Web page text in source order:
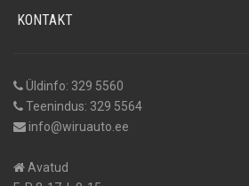
KONTAKT
Üldinfo: 329 5560
Teenindus: 329 5564
info@wiruauto.ee
Avatud